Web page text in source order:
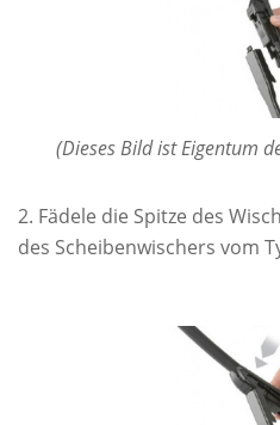
(Dieses Bild ist Eigentum
Fädele die Spitze des
des Scheibenwischers vom